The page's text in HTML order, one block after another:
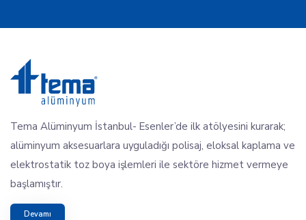
Tema Alüminyum İstanbul- Esenler’de ilk atölyesini kurarak;
alüminyum aksesuarlara uyguladığı polisaj, eloksal kaplama ve
elektrostatik toz boya işlemleri ile sektöre hizmet vermeye
başlamıştır.
Devamı